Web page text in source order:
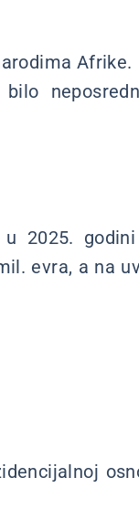
Afrike.
u 2025.
evra, a na